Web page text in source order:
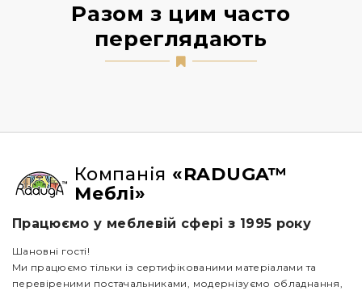
Разом з цим часто
переглядають
Компанія «RADUGA™
Меблі»
Працюємо у меблевій сфері з 1995 року
Шановні гості!
Ми працюємо тільки із сертифікованими матеріалами та
перевіреними постачальниками, модернізуємо обладнання,